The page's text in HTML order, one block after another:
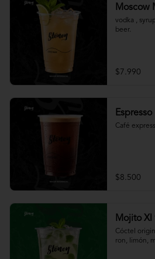
Moscow
vodka ,
beer.
$7.990
Café
$8.500
Mojito Xl
Cóctel
ron, limón,